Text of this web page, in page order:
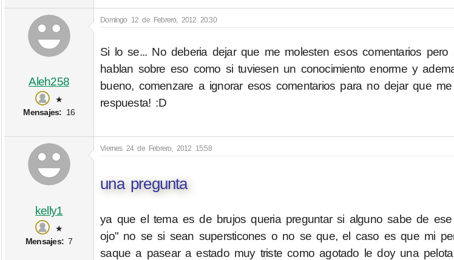
Aleh258
★
Mensajes: 16
Domingo 12 de Febrero, 2012 20:30
Si lo se... No deberia dejar que me molesten esos comentarios
hablan sobre eso como si tuviesen un conocimiento enorme y
bueno, comenzare a ignorar esos comentarios para no dejar que
respuesta! :D
kelly1
★
Mensajes: 7
Viernes 24 de Febrero, 2012 15:58
una pregunta
ya que el tema es de brujos queria preguntar si alguno sabe de
ojo" no se si sean supersticones o no se que, el caso es que mi
saque a pasear a estado muy triste como agotado le doy una